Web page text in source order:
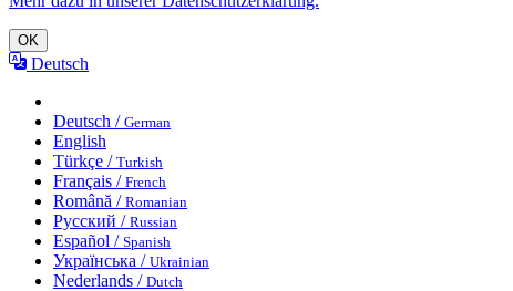
OK
Deutsch
Deutsch / German
English
Türkçe / Turkish
Français / French
Română / Romanian
Русский / Russian
Español / Spanish
Українська / Ukrainian
Nederlands / Dutch